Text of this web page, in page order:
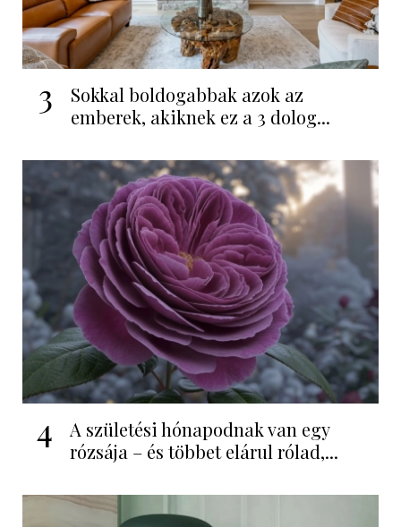
3
Sokkal boldogabbak azok az
emberek, akiknek ez a 3 dolog...
4
A születési hónapodnak van egy
rózsája – és többet elárul rólad,...